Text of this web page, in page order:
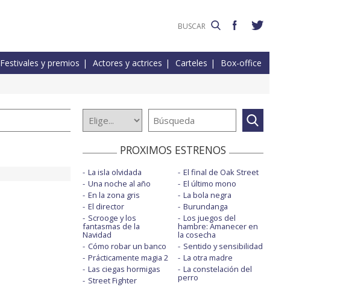
Festivales y premios Actores y actrices Carteles Box-office
PROXIMOS ESTRENOS
La isla olvidada
Una noche al año
En la zona gris
El director
Scrooge y los
fantasmas de la
Navidad
Cómo robar un banco
Prácticamente magia 2
Las ciegas hormigas
Street Fighter
El final de Oak Street
El último mono
La bola negra
Burundanga
Los juegos del
hambre: Amanecer en
la cosecha
Sentido y sensibilidad
La otra madre
La constelación del
perro